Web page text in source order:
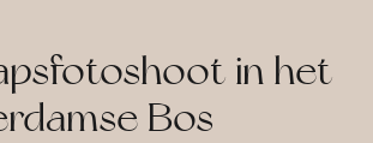
in het
Bos